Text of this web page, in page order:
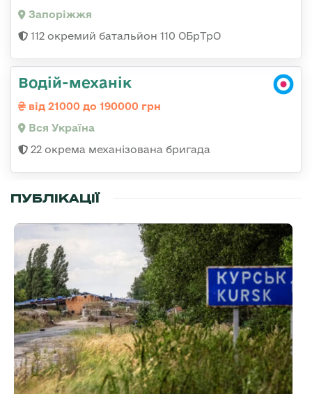
Запоріжжя
112 окремий батальйон 110 ОБрТрО
Водій-механік
від 21000 до 190000 грн
Вся Україна
22 окрема механізована бригада
ПУБЛІКАЦІЇ